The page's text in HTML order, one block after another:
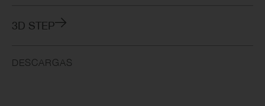
3D STEP
DESCARGAS